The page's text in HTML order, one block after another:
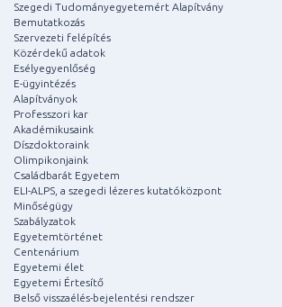
Szegedi Tudományegyetemért Alapítvány
Bemutatkozás
Szervezeti felépítés
Közérdekű adatok
Esélyegyenlőség
E-ügyintézés
Alapítványok
Professzori kar
Akadémikusaink
Díszdoktoraink
Olimpikonjaink
Családbarát Egyetem
ELI-ALPS, a szegedi lézeres kutatóközpont
Minőségügy
Szabályzatok
Egyetemtörténet
Centenárium
Egyetemi élet
Egyetemi Értesítő
Belső visszaélés-bejelentési rendszer